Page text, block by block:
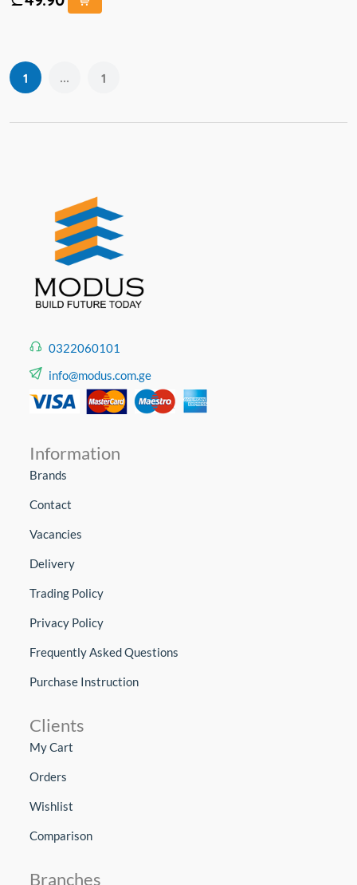
1 ... 1
0322060101
info@modus.com.ge
Information
Brands
Contact
Vacancies
Delivery
Trading Policy
Privacy Policy
Frequently Asked Questions
Purchase Instruction
Clients
My Cart
Orders
Wishlist
Comparison
Branches